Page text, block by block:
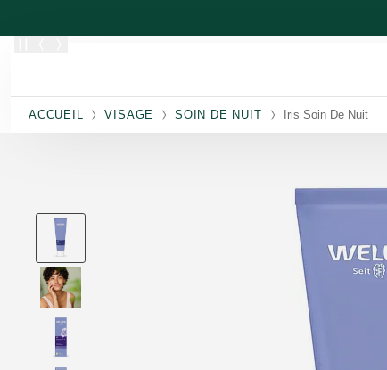
ACCUEIL VISAGE SOIN DE NUIT Iris Soin De Nuit